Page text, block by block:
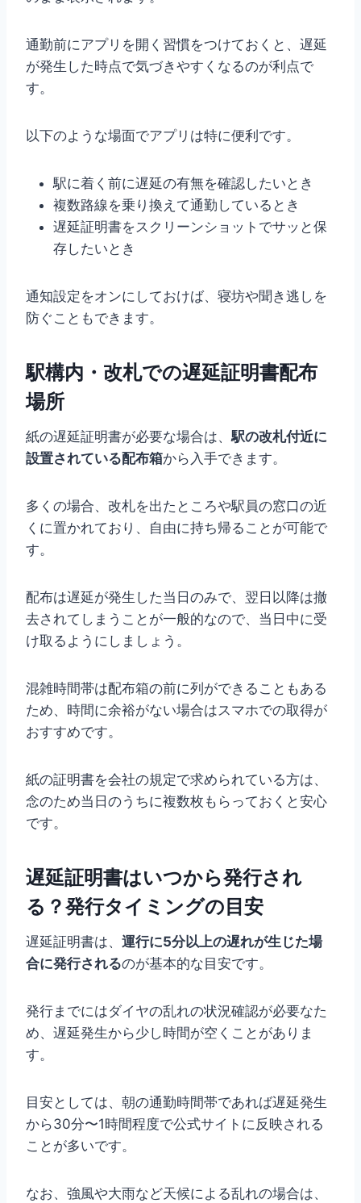
通勤前にアプリを開く習慣をつけておくと、遅延
が発生した時点で気づきやすくなるのが利点で
す。
以下のような場面でアプリは特に便利です。
駅に着く前に遅延の有無を確認したいとき
複数路線を乗り換えて通勤しているとき
遅延証明書をスクリーンショットでサッと保
存したいとき
通知設定をオンにしておけば、寝坊や聞き逃しを
防ぐこともできます。
駅構内・改札での遅延証明書配布
場所
紙の遅延証明書が必要な場合は、駅の改札付近に
設置されている配布箱から入手できます。
多くの場合、改札を出たところや駅員の窓口の近
くに置かれており、自由に持ち帰ることが可能で
す。
配布は遅延が発生した当日のみで、翌日以降は撤
去されてしまうことが一般的なので、当日中に受
け取るようにしましょう。
混雑時間帯は配布箱の前に列ができることもある
ため、時間に余裕がない場合はスマホでの取得が
おすすめです。
紙の証明書を会社の規定で求められている方は、
念のため当日のうちに複数枚もらっておくと安心
です。
遅延証明書はいつから発行され
る？発行タイミングの目安
遅延証明書は、 運行に5分以上の遅れが生じた場
合に発行されるのが基本的な目安です。
発行までにはダイヤの乱れの状況確認が必要なた
め、遅延発生から少し時間が空くことがありま
す。
目安としては、朝の通勤時間帯であれば遅延発生
から30分〜1時間程度で公式サイトに反映される
ことが多いです。
なお、強風や大雨など天候による乱れの場合は、